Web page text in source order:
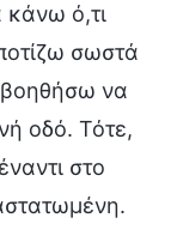
κάνω ό,τι
σωστά
βοηθήσω να
οδό. Τότε,
στο